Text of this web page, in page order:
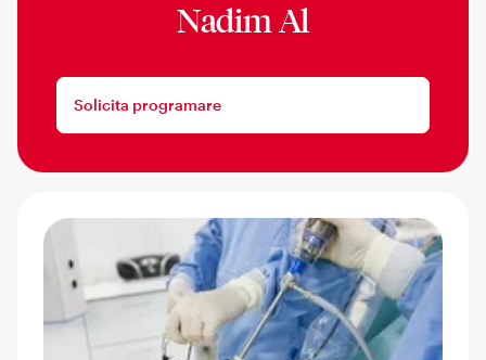
Nadim Al
Solicita programare